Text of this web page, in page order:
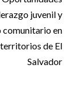
juvenil y
comunitario en
de El
Salvador